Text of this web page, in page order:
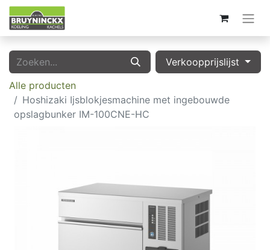
Verkoopprijslijst
Alle producten
Hoshizaki Ijsblokjesmachine met ingebouwde
opslagbunker IM-100CNE-HC